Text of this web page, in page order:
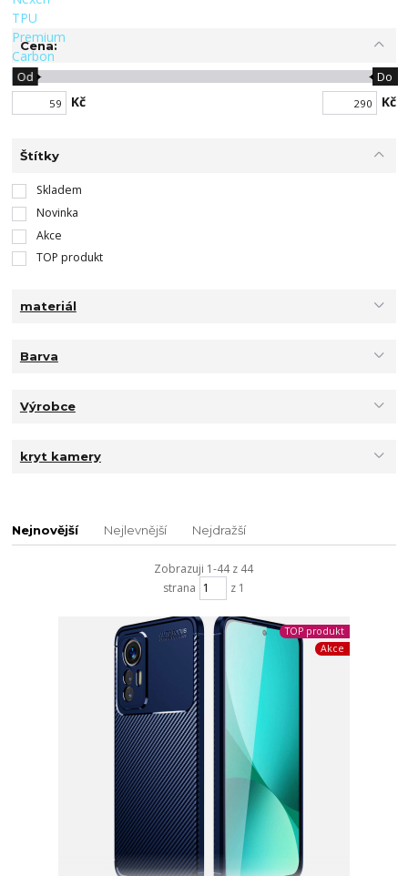
Cena:
Kč
Od Do
Kč
Štítky
Skladem
Novinka
Akce
TOP produkt
materiál
Barva
Výrobce
kryt kamery
Nejnovější Nejlevnější Nejdražší
Zobrazuji 1-44 z 44
strana
z 1
TOP produkt
Akce